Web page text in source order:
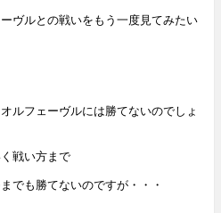
ヴルとの戦いをもう一度見てみたい
ルフェーヴルには勝てないのでしょ
戦い方まで
でも勝てないのですが・・・